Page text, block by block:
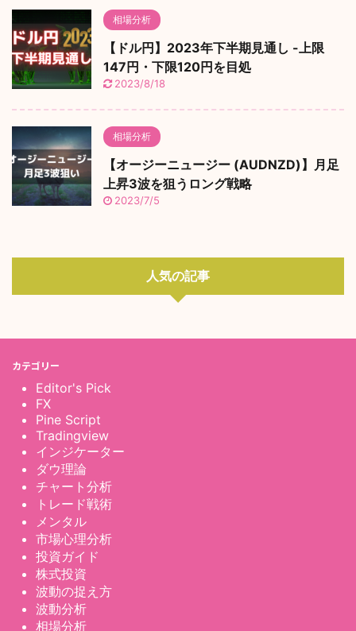
相場分析
【ドル円】2023年下半期見通し -上限
147円・下限120円を目処
2023/8/18
相場分析
【オージーニュージー (AUDNZD)】月足
上昇3波を狙うロング戦略
2023/7/5
人気の記事
カテゴリー
Editor's Pick
FX
Pine Script
Tradingview
インジケーター
ダウ理論
チャート分析
トレード戦術
メンタル
市場心理分析
投資ガイド
株式投資
波動の捉え方
波動分析
相場分析